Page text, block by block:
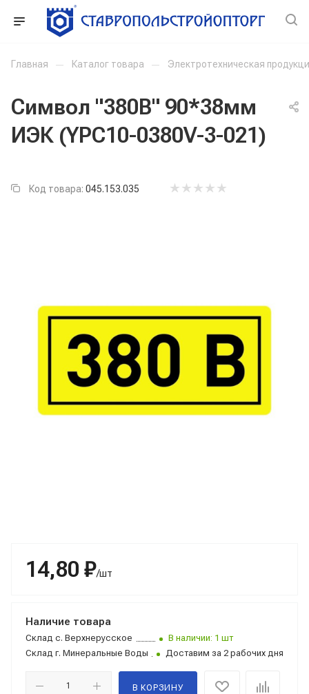
Главная — Каталог товара — Электротехническая
Символ "380В" 90*38мм
ИЭК (YPC10-0380V-3-021)
Код товара: 045.153.035
14,80 ₽/шт
Наличие товара
Склад с. Верхнерусское
В наличии: 1 шт
Склад г. Минеральные Воды Доставим за 2 рабочих дня
В КОРЗИНУ